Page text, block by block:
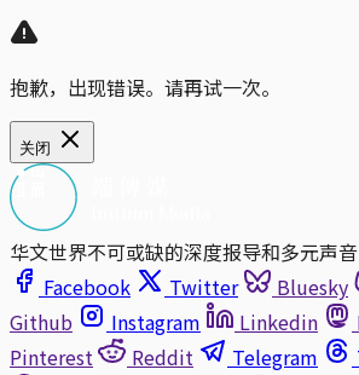
抱歉，出现错误。请再试一次。
关闭
华文世界不可或缺的深度报导和多元声音
Facebook
Twitter Bluesky
Github
Instagram Linkedin
Pinterest
Reddit Telegram